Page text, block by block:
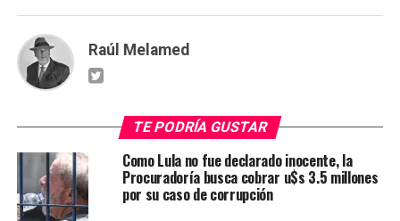
Raúl Melamed
TE PODRÍA GUSTAR
Como Lula no fue declarado inocente, la
Procuradoría busca cobrar u$s 3.5 millones
por su caso de corrupción